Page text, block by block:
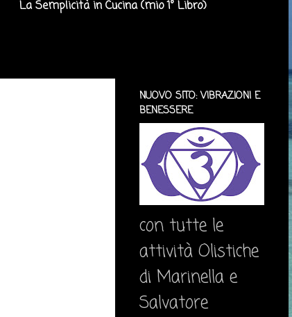
La Semplicità in Cucina (mio 1° Libro)
NUOVO SITO: VIBRAZIONI E
BENESSERE
con tutte le
attività Olistiche
di Marinella e
Salvatore